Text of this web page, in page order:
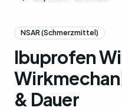
NSAR (Schmerzmittel)
Ibuprofen
& Dauer